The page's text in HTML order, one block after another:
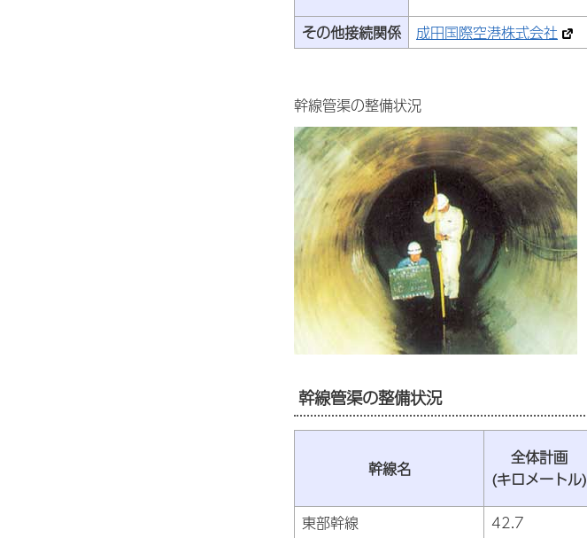
その他接続関係 成田国際空港株式会社
幹線管渠の整備状況
幹線管渠の整備状況
幹線名
全体計画
(キロメートル)
東部幹線
42.7